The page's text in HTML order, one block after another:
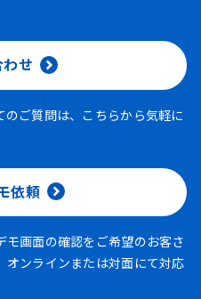
せ
ご質問は、こちらから気軽に
依頼
画面の確認をご希望のお客さ
オンラインまたは対面にて対応